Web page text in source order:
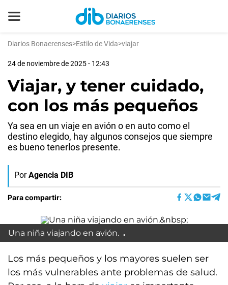
Diarios Bonaerenses>Estilo de Vida>viajar
24 de noviembre de 2025 - 12:43
Viajar, y tener cuidado,
con los más pequeños
Ya sea en un viaje en avión o en auto como el
destino elegido, hay algunos consejos que siempre
es bueno tenerlos presente.
Por Agencia DIB
Para compartir:
Una niña viajando en avión.
Los más pequeños y los mayores suelen ser
los más vulnerables ante problemas de salud.